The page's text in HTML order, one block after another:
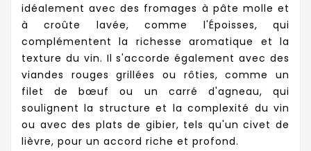
idéalement avec des fromages à pâte molle et
à croûte lavée, comme l'Époisses, qui
complémentent la richesse aromatique et la
texture du vin. Il s'accorde également avec des
viandes rouges grillées ou rôties, comme un
filet de bœuf ou un carré d'agneau, qui
soulignent la structure et la complexité du vin
ou avec des plats de gibier, tels qu'un civet de
lièvre, pour un accord riche et profond.